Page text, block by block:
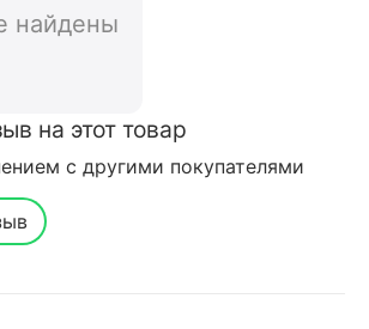
найдены
на этот товар
с другими покупателями